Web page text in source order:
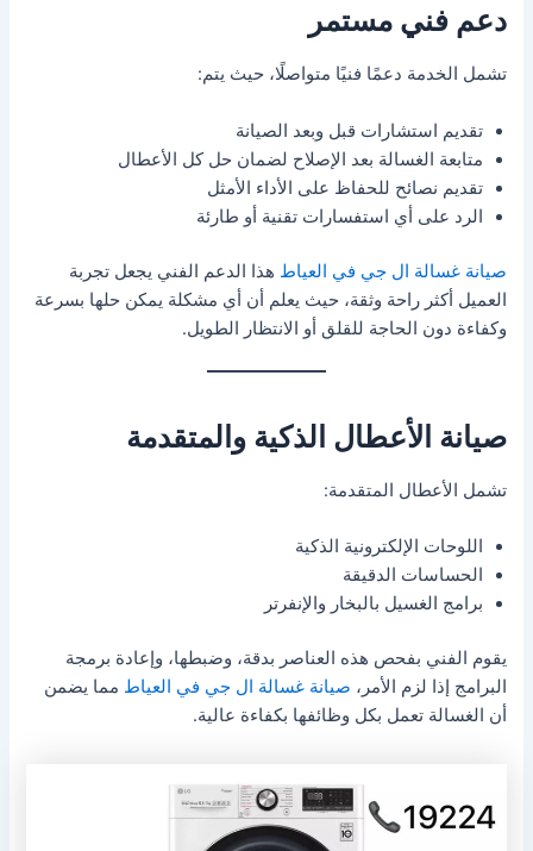
دعم فني مستمر
تشمل الخدمة دعمًا فنيًا متواصلًا، حيث يتم:
تقديم استشارات قبل وبعد الصيانة
متابعة الغسالة بعد الإصلاح لضمان حل كل الأعطال
تقديم نصائح للحفاظ على الأداء الأمثل
الرد على أي استفسارات تقنية أو طارئة
صيانة غسالة ال جي في العياط هذا الدعم الفني يجعل تجربة
العميل أكثر راحة وثقة، حيث يعلم أن أي مشكلة يمكن حلها بسرعة
وكفاءة دون الحاجة للقلق أو الانتظار الطويل.
صيانة الأعطال الذكية والمتقدمة
تشمل الأعطال المتقدمة:
اللوحات الإلكترونية الذكية
الحساسات الدقيقة
برامج الغسيل بالبخار والإنفرتر
يقوم الفني بفحص هذه العناصر بدقة، وضبطها، وإعادة برمجة
البرامج إذا لزم الأمر، صيانة غسالة ال جي في العياط مما يضمن
أن الغسالة تعمل بكل وظائفها بكفاءة عالية.